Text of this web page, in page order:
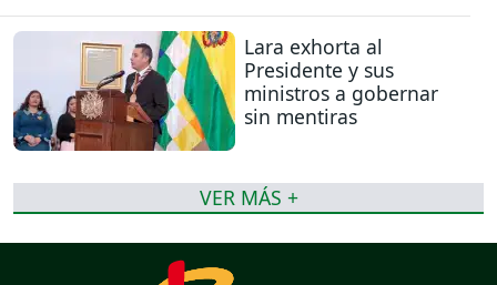
Lara exhorta al
Presidente y sus
ministros a gobernar
sin mentiras
VER MÁS +